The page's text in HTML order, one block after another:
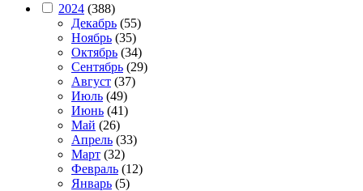
2024 (388)
Декабрь (55)
Ноябрь (35)
Октябрь (34)
Сентябрь (29)
Август (37)
Июль (49)
Июнь (41)
Май (26)
Апрель (33)
Март (32)
Февраль (12)
Январь (5)